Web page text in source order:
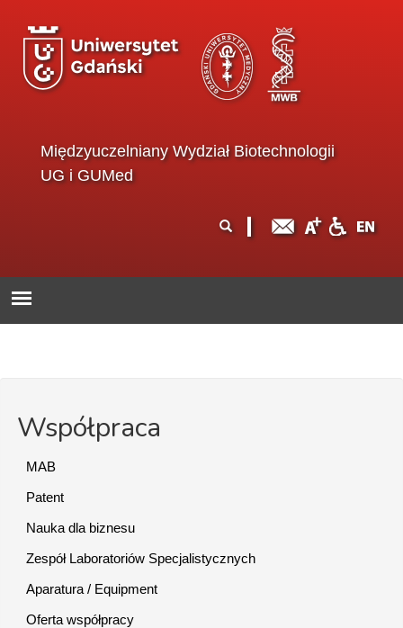
Międzyuczelniany Wydział Biotechnologii
UG i GUMed
wyszukiwania
Współpraca
MAB
Patent
Nauka dla biznesu
Zespół Laboratoriów Specjalistycznych
Aparatura / Equipment
Oferta współpracy